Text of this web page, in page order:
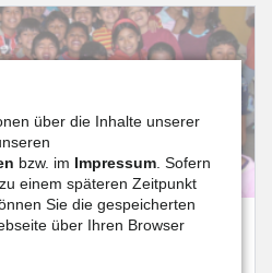
Kinderhort
über die Inhalte unserer
bzw. im Impressum . Sofern
einem späteren Zeitpunkt
Sie die gespeicherten
über Ihren Browser